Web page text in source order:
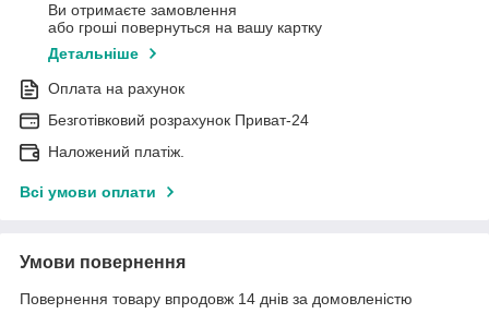
Ви отримаєте замовлення
або гроші повернуться на вашу картку
Детальніше
Оплата на рахунок
Безготівковий розрахунок Приват-24
Наложений платіж.
Всі умови оплати
Умови повернення
Повернення товару впродовж 14 днів за домовленістю